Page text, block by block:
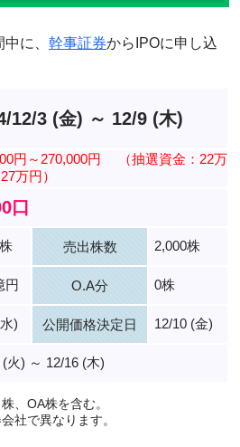
に、 幹事証券からIPOに申し込
12/3 (金) ～ 12/9 (木)
円～270,000円
（抽選資金：22万
万円）
口
売出株数 2,000株
円 O.A分 0株
) 公開価格決定日 12/10 (金)
(火) ～ 12/16 (木)
、OA株を含む。
社で異なります。